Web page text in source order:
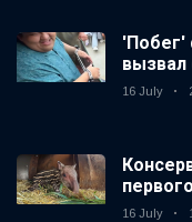
'Побег'
вызвал
16 July
16 July